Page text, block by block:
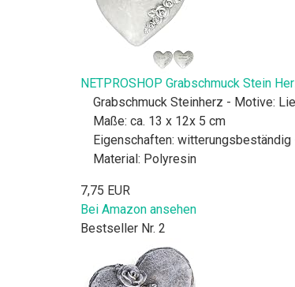
NETPROSHOP Grabschmuck Stein
Grabschmuck Steinherz - Motive:
Maße: ca. 13 x 12x 5 cm
Eigenschaften:
Material: Polyresin
7,75 EUR
Bei Amazon ansehen
Bestseller Nr. 2